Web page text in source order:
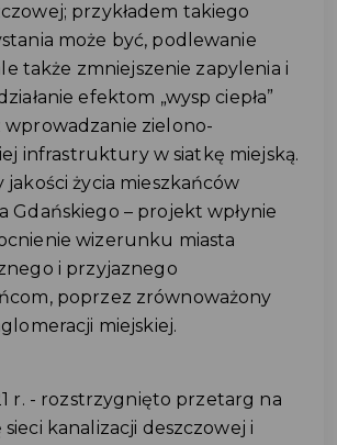
przykładem takiego
może być, podlewanie
także zmniejszenie zapylenia i
efektom „wysp ciepła”
wprowadzanie zielono-
infrastruktury w siatkę miejską.
jakości życia mieszkańców
Gdańskiego – projekt wpłynie
wizerunku miasta
i przyjaznego
poprzez zrównoważony
miejskiej.
r. - rozstrzygnięto przetarg na
kanalizacji deszczowej i